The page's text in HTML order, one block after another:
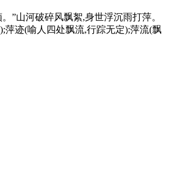
”山河破碎风飘絮,身世浮沉雨打萍。
迹(喻人四处飘流,行踪无定);萍流(飘